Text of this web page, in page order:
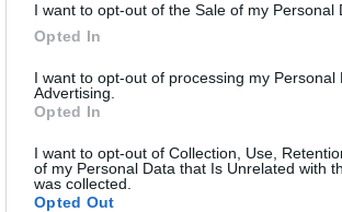
I want to opt-out of the Sale of my Personal
Opted In
I want to opt-out of processing my Personal
Advertising.
Opted In
I want to opt-out of Collection, Use,
of my Personal Data that Is Unrelated with
was collected.
Opted Out